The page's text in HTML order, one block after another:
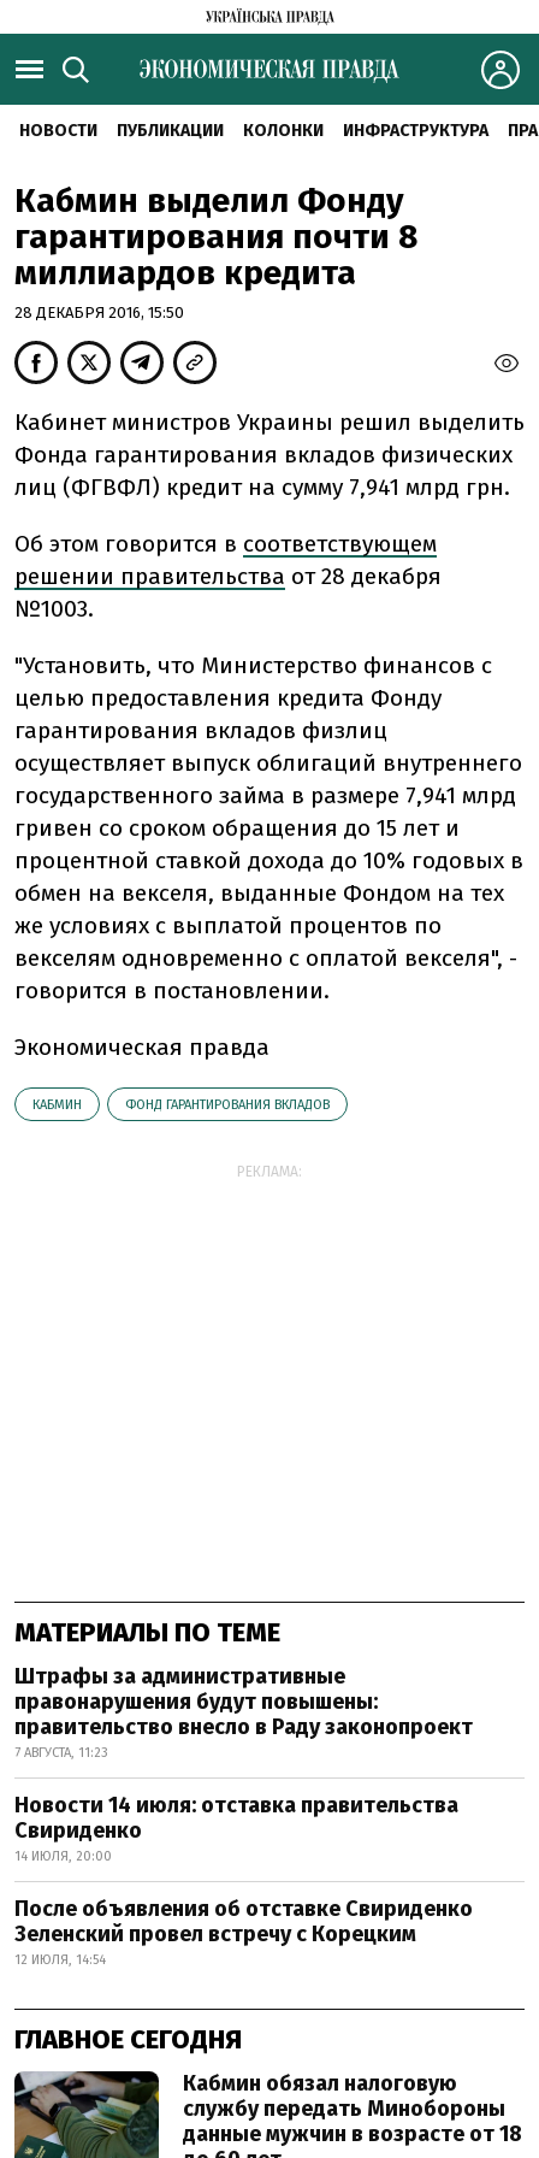
НОВОСТИ ПУБЛИКАЦИИ КОЛОНКИ ИНФРАСТРУКТУРА
Кабмин выделил Фонду
гарантирования почти 8
миллиардов кредита
28 ДЕКАБРЯ 2016, 15:50
Кабинет министров Украины решил выделить
Фонда гарантирования вкладов физических
лиц (ФГВФЛ) кредит на сумму 7,941 млрд грн.
Об этом говорится в соответствующем
решении правительства от 28 декабря
№1003.
"Установить, что Министерство финансов с
целью предоставления кредита Фонду
гарантирования вкладов физлиц
осуществляет выпуск облигаций внутреннего
государственного займа в размере 7,941 млрд
гривен со сроком обращения до 15 лет и
процентной ставкой дохода до 10% годовых в
обмен на векселя, выданные Фондом на тех
же условиях с выплатой процентов по
векселям одновременно с оплатой векселя", -
говорится в постановлении.
Экономическая правда
КАБМИН ФОНД ГАРАНТИРОВАНИЯ ВКЛАДОВ
РЕКЛАМА:
МАТЕРИАЛЫ ПО ТЕМЕ
Штрафы за административные
правонарушения будут повышены:
правительство внесло в Раду законопроект
7 АВГУСТА, 11:23
Новости 14 июля: отставка правительства
Свириденко
14 ИЮЛЯ, 20:00
После объявления об отставке Свириденко
Зеленский провел встречу с Корецким
12 ИЮЛЯ, 14:54
ГЛАВНОЕ СЕГОДНЯ
Кабмин обязал налоговую
службу передать Минобороны
данные мужчин в возрасте от 18